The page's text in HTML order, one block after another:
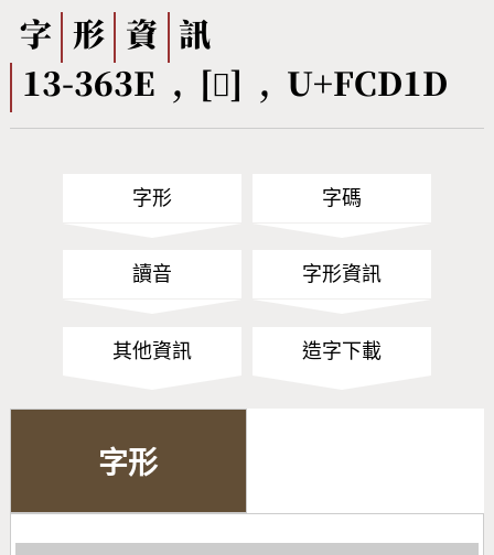
筆順序查詢
CNS查詢 Unicode查詢
字形下載
熱門查詢統計
字 形 資
訊
13-363E , [󼴝] , U+FCD1D
字形 字碼
讀音 字形資訊
其他資訊 造字下載
字形